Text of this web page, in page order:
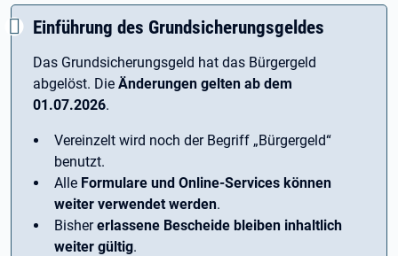
Einführung des Grundsicherungsgeldes
Das Grundsicherungsgeld hat das Bürgergeld
abgelöst. Die Änderungen gelten ab dem
01.07.2026.
Vereinzelt wird noch der Begriff ­„Bürgergeld“
benutzt.
Alle Formulare und Online-Services können
weiter verwendet werden.
Bishererlassene Bescheide bleiben inhaltlich
weiter gültig.